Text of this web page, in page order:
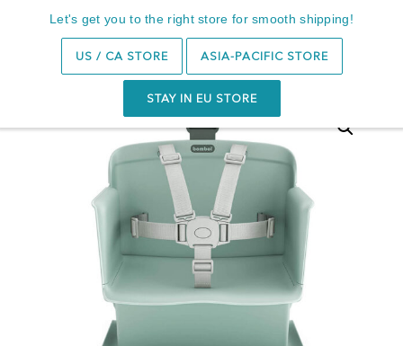
Let's get you to the right store for smooth shipping!
US / CA STORE ASIA-PACIFIC STORE
STAY IN EU STORE
Cerca